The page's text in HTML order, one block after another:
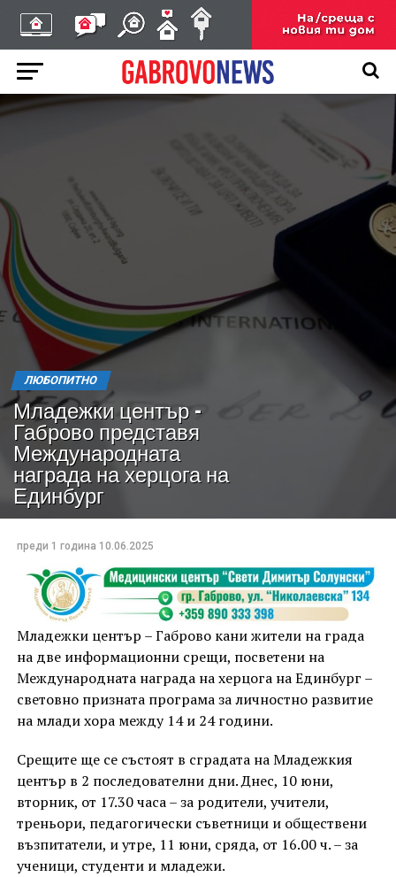
ЛЮБОПИТНО
Младежки център –
Габрово представя
Международната
награда на херцога на
Единбург
преди 1 година 10.06.2025
Младежки център – Габрово кани жители на града
на две информационни срещи, посветени на
Международната награда на херцога на Единбург –
световно призната програма за личностно развитие
на млади хора между 14 и 24 години.
Срещите ще се състоят в сградата на Младежкия
център в 2 последователни дни. Днес, 10 юни,
вторник, от 17.30 часа – за родители, учители,
треньори, педагогически съветници и обществени
възпитатели, и утре, 11 юни, сряда, от 16.00 ч. – за
ученици, студенти и младежи.